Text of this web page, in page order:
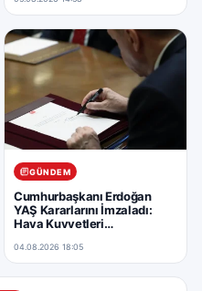
GÜNDEM
Cumhurbaşkanı Erdoğan
YAŞ Kararlarını İmzaladı:
Hava Kuvvetleri
04.08.2026 18:05